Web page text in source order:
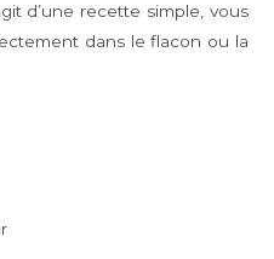
d’une recette simple, vous
dans le flacon ou la